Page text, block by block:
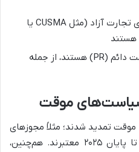
همسرانی که تحت پیمان‌های تجارت آزاد (مثل CUSMA یا
هستند
افرادی که در مسیر اخذ اقامت دائم (PR) هستند، از جمله
موقت تمدید شدند؛ مثلاً مجوزهای
کار آزاد برای کاندیداهای PNP تا پایان ۲۰۲۵ معتبرند. هم‌چنین،